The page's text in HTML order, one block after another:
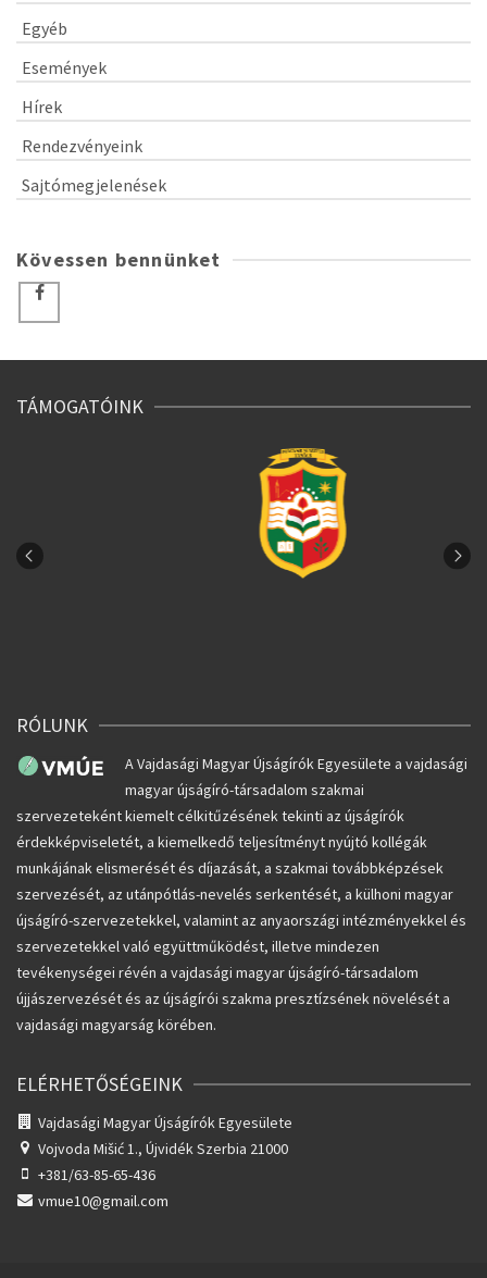
Egyéb
Események
Hírek
Rendezvényeink
Sajtómegjelenések
Kövessen bennünket
TÁMOGATÓINK
RÓLUNK
A Vajdasági Magyar Újságírók Egyesülete a vajdasági
magyar újságíró-társadalom szakmai
szervezeteként kiemelt célkitűzésének tekinti az újságírók
érdekképviseletét, a kiemelkedő teljesítményt nyújtó kollégák
munkájának elismerését és díjazását, a szakmai továbbképzések
szervezését, az utánpótlás-nevelés serkentését, a külhoni magyar
újságíró-szervezetekkel, valamint az anyaországi intézményekkel és
szervezetekkel való együttműködést, illetve mindezen
tevékenységei révén a vajdasági magyar újságíró-társadalom
újjászervezését és az újságírói szakma presztízsének növelését a
vajdasági magyarság körében.
ELÉRHETŐSÉGEINK
Vajdasági Magyar Újságírók Egyesülete
Vojvoda Mišić 1., Újvidék Szerbia 21000
+381/63-85-65-436
vmue10@gmail.com